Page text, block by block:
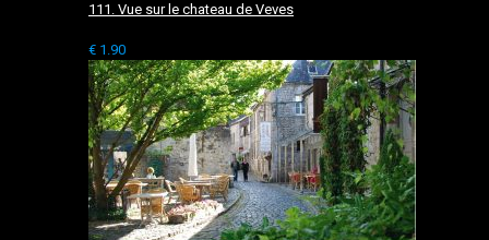
111. Vue sur le chateau de Veves
€ 1.90